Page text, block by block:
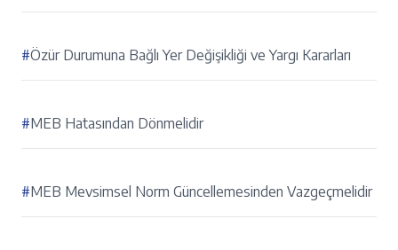
#Özür Durumuna Bağlı Yer Değişikliği ve Yargı Kararları
#MEB Hatasından Dönmelidir
#MEB Mevsimsel Norm Güncellemesinden Vazgeçmelidir